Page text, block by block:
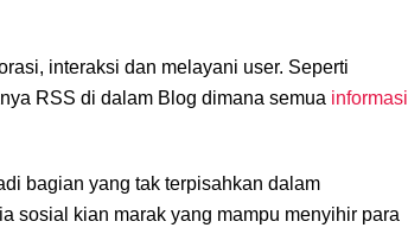
interaksi dan melayani user. Seperti
RSS di dalam Blog dimana semua informasi
bagian yang tak terpisahkan dalam
sosial kian marak yang mampu menyihir para